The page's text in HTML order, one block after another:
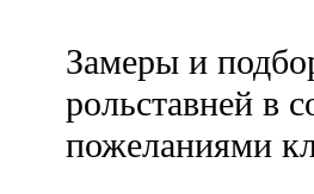
Замеры и
рольставней в
пожеланиями